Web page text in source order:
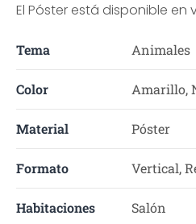
El Póster está disponible en
Tema Animales
Color Amarillo,
Material Póster
Formato Vertical,
Habitaciones Salón